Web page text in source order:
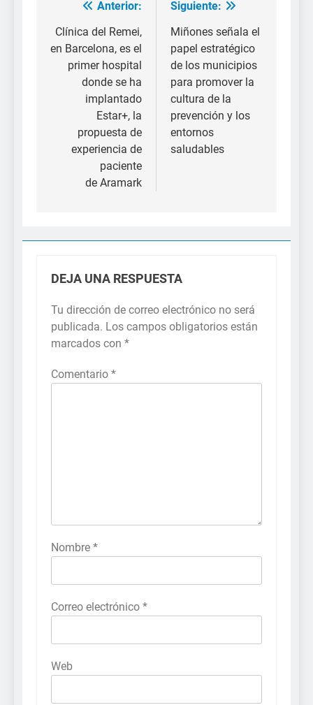
Navegación
de
entradas
Anterior:
Clínica del Remei,
en Barcelona, es el
primer hospital
donde se ha
implantado
Estar+, la
propuesta de
experiencia de
paciente
de Aramark
Siguiente:
Miñones señala el
papel estratégico
de los municipios
para promover la
cultura de la
prevención y los
entornos
saludables
DEJA UNA RESPUESTA
Tu dirección de correo electrónico no será
publicada. Los campos obligatorios están
marcados con *
Comentario *
Nombre *
Correo electrónico *
Web